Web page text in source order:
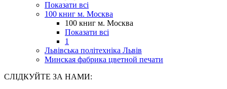
Показати всі
100 книг м. Москва
100 книг м. Москва
Показати всі
1
Львівська політехніка Львів
Минская фабрика цветной печати
СЛІДКУЙТЕ ЗА НАМИ: